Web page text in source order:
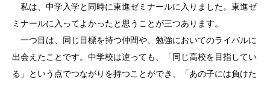
私は、中学入学と同時に東進ゼミナールに入りました。東進ゼ
ミナールに入ってよかったと思うことが三つあります。
一つ目は、同じ目標を持つ仲間や、勉強においてのライバルに
出会えたことです。中学校は違っても、「同じ高校を目指してい
る」という点でつながりを持つことができ、「あの子には負けた